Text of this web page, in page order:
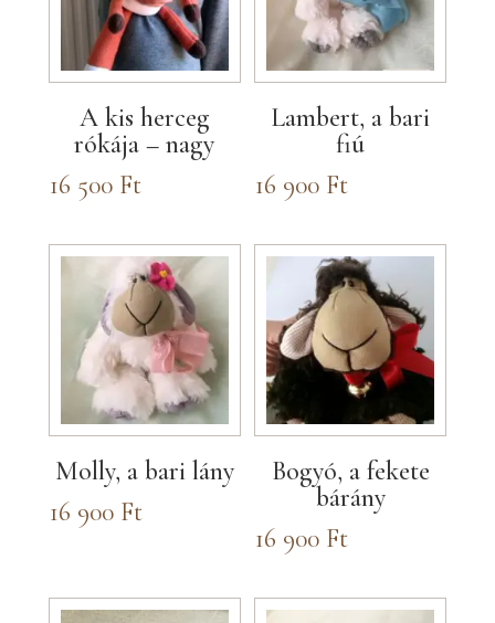
A kis herceg
rókája – nagy
16 500 Ft
Lambert, a bari
fiú
16 900 Ft
Molly, a bari lány
16 900 Ft
Bogyó, a fekete
bárány
16 900 Ft